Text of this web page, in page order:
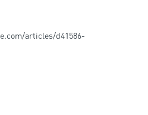
articles/d41586-